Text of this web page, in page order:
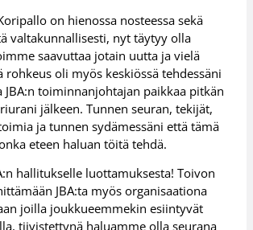
on hienossa nosteessa sekä
valtakunnallisesti, nyt täytyy olla
saavuttaa jotain uutta ja vielä
rohkeus oli myös keskiössä tehdessäni
JBA:n toiminnanjohtajan paikkaa pitkän
jälkeen. Tunnen seuran, tekijät,
ja tunnen sydämessäni että tämä
eteen haluan töitä tehdä.
hallitukselle luottamuksesta! Toivon
JBA:ta myös organisaationa
joilla joukkueemmekin esiintyvät
tiivistettynä haluamme olla seurana